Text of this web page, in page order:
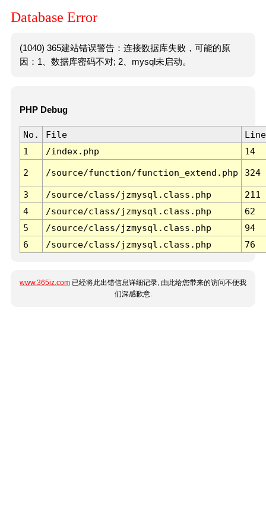
Database Error
(1040) 365建站错误警告：连接数据库失败，可能的原
因：1、数据库密码不对; 2、mysql未启动。
PHP Debug
No. File
Line
1
/index.php 14
2 /source/function/function_extend.php 324
3 /source/class/jzmysql.class.php
211
4
/source/class/jzmysql.class.php
62
5
/source/class/jzmysql.class.php
94
6
/source/class/jzmysql.class.php 76
www.365jz.com 已经将此出错信息详细记录, 由此给您带来的访问不便我
们深感歉意.